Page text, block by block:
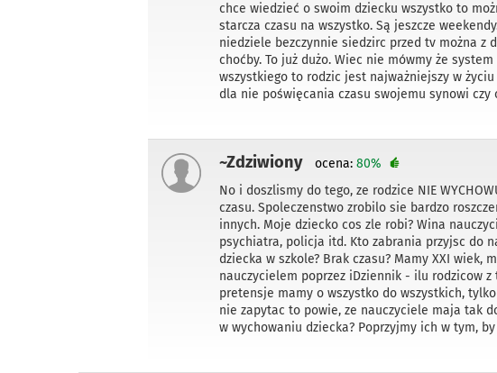
chce wiedzieć o swoim dziecku wszystko to
starcza czasu na wszystko. Są jeszcze
niedziele bezczynnie siedzirc przed tv można z
choćby. To już dużo. Wiec nie mówmy że
wszystkiego to rodzic jest najważniejszy w
dla nie poświęcania czasu swojemu synowi czy
~Zdziwiony ocena: 80%
No i doszlismy do tego, ze rodzice NIE
czasu. Spoleczenstwo zrobilo sie bardzo
innych. Moje dziecko cos zle robi? Wina
psychiatra, policja itd. Kto zabrania przyjsc do
dziecka w szkole? Brak czasu? Mamy XXI wiek,
nauczycielem poprzez iDziennik - ilu rodzicow
pretensje mamy o wszystko do wszystkich,
nie zapytac to powie, ze nauczyciele maja tak
w wychowaniu dziecka? Poprzyjmy ich w tym,